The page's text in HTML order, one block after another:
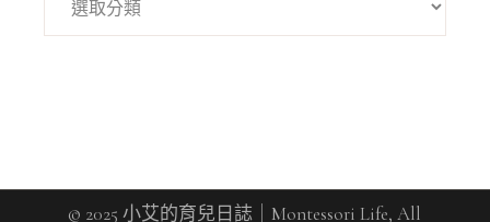
© 2025 小艾的育兒日誌｜Montessori Life, All